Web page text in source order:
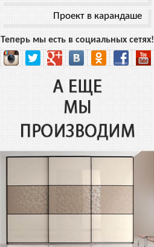
Проект в карандаше
Теперь мы есть в социальных сетях!